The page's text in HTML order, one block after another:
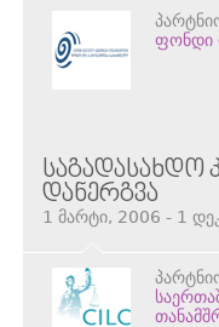
ფონდი
ᲡᲐᲒᲐᲓᲐᲡᲐᲮᲓᲝ
ᲓᲐᲜᲔᲠᲒᲕᲐ
1 მარტი, 2006 - 1